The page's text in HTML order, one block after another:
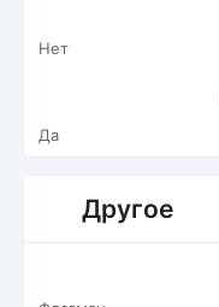
Нет
Да
Другое